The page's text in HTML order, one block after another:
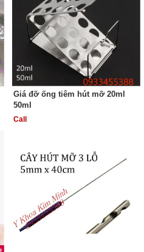
Giá đỡ ống tiêm hút mỡ 20ml
50ml
Call